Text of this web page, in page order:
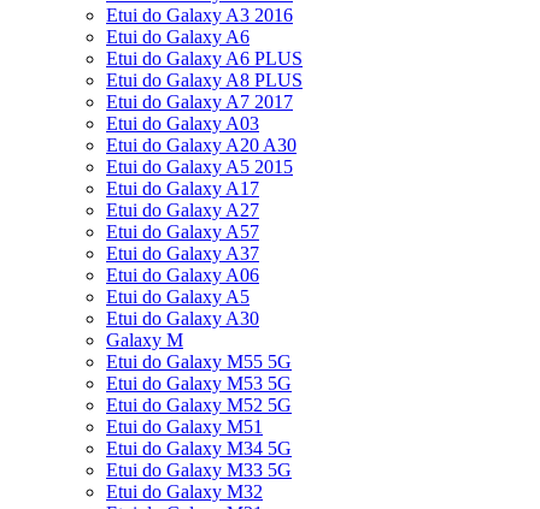
Etui do Galaxy A3 2016
Etui do Galaxy A6
Etui do Galaxy A6 PLUS
Etui do Galaxy A8 PLUS
Etui do Galaxy A7 2017
Etui do Galaxy A03
Etui do Galaxy A20 A30
Etui do Galaxy A5 2015
Etui do Galaxy A17
Etui do Galaxy A27
Etui do Galaxy A57
Etui do Galaxy A37
Etui do Galaxy A06
Etui do Galaxy A5
Etui do Galaxy A30
Galaxy M
Etui do Galaxy M55 5G
Etui do Galaxy M53 5G
Etui do Galaxy M52 5G
Etui do Galaxy M51
Etui do Galaxy M34 5G
Etui do Galaxy M33 5G
Etui do Galaxy M32